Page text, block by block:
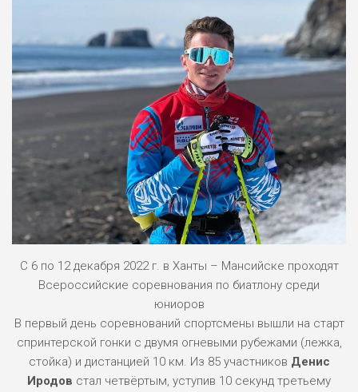
С 6 по 12 декабря 2022 г. в Ханты – Мансийске проходят
Всероссийские соревнования по биатлону среди
юниоров
В первый день соревнований спортсмены вышли на старт
спринтерской гонки с двумя огневыми рубежами (лежка,
стойка) и дистанцией 10 км. Из 85 участников Денис
Иродов стал четвёртым, уступив 10 секунд третьему